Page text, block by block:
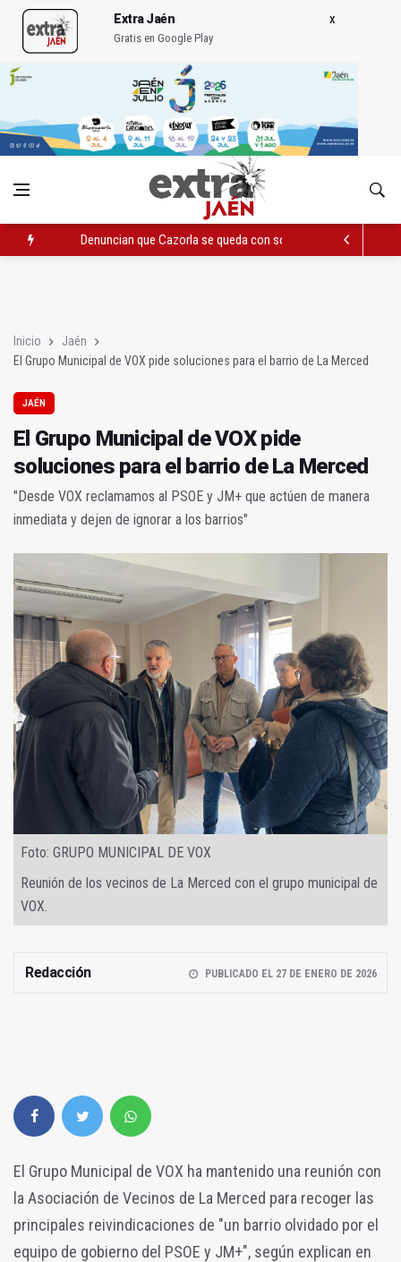
Extra Jaén
Gratis en Google Play
Denuncian que Cazorla se queda con solo dos bomberos por
Inicio
Jaén
El Grupo Municipal de VOX pide soluciones para el barrio de La Merced
JAÉN
El Grupo Municipal de VOX pide
soluciones para el barrio de La Merced
"Desde VOX reclamamos al PSOE y JM+ que actúen de manera
inmediata y dejen de ignorar a los barrios"
Foto: GRUPO MUNICIPAL DE VOX
Reunión de los vecinos de La Merced con el grupo municipal de
VOX.
Redacción PUBLICADO EL 27 DE ENERO DE 2026
El Grupo Municipal de VOX ha mantenido una reunión con
la Asociación de Vecinos de La Merced para recoger las
principales reivindicaciones de "un barrio olvidado por el
equipo de gobierno del PSOE y JM+", según explican en